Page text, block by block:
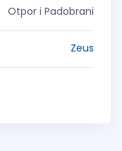
Otpor i Padobrani
Zeus